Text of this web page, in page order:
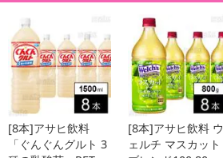
[8本]アサヒ飲料
「ぐんぐんグルト 3
[8本]アサヒ飲料 ウ
ェルチ マスカット